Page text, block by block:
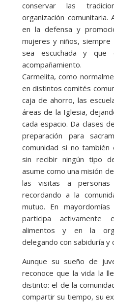
conservar las
organización
en la defensa y
mujeres y niños, siempre
sea escuchada y que
acompañamiento.
Carmelita, como
en distintos comités
caja de ahorro, las
áreas de la Iglesia,
cada espacio. Da clases
preparación para
comunidad si no también
sin recibir ningún tipo
asume como una misión
las visitas a personas
recordando a la
mutuo. En
participa
alimentos y en la
delegando con sabiduría y
Aunque su sueño de
reconoce que la vida la
distinto: el de la
compartir su tiempo, su